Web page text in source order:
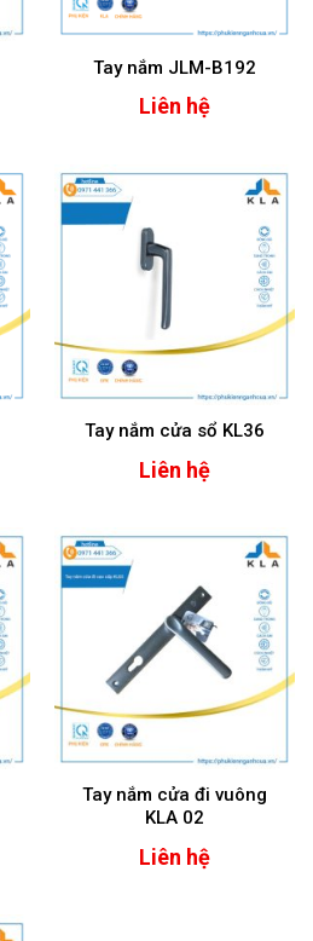
Tay nắm JLM-B192
Liên hệ
Tay nắm cửa sổ KL36
Liên hệ
Tay nắm cửa đi vuông
KLA 02
Liên hệ